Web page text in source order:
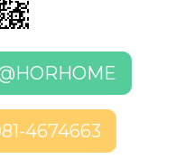
4674663